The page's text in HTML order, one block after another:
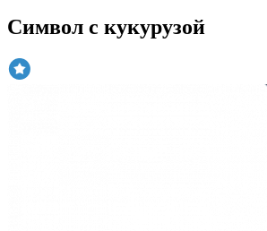
Символ с кукурузой